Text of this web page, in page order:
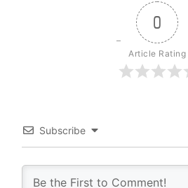
0
Article Rating
Subscribe